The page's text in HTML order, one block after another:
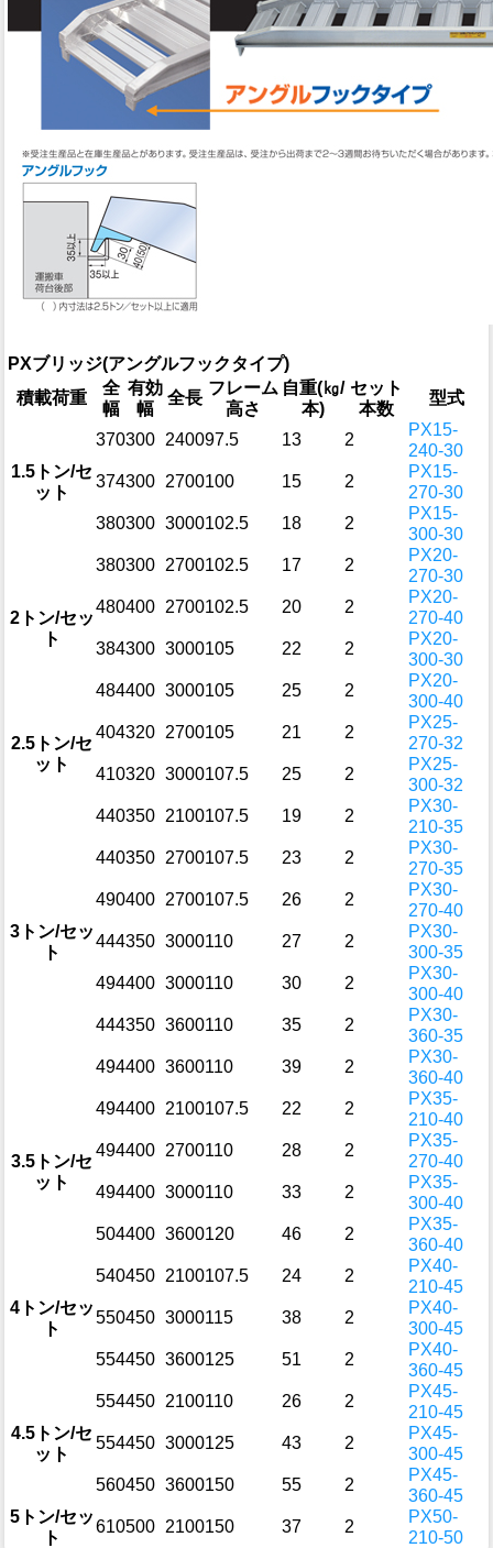
PXブリッジ(アングルフックタイプ)
積載荷重
全
幅
有効
幅
全長
フレーム
高さ
自重(㎏/
本)
セット
本数
型式
1.5トン/セ
ット
370300 240097.5 13 2
PX15-
240-30
374300 2700100 15 2
PX15-
270-30
380300 3000102.5 18 2
PX15-
300-30
2トン/セッ
ト
380300 2700102.5 17 2
PX20-
270-30
480400 2700102.5 20 2
PX20-
270-40
384300 3000105 22 2
PX20-
300-30
484400 3000105 25 2
PX20-
300-40
2.5トン/セ
ット
404320 2700105 21 2
PX25-
270-32
410320 3000107.5 25 2
PX25-
300-32
3トン/セッ
ト
440350 2100107.5 19 2
PX30-
210-35
440350 2700107.5 23 2
PX30-
270-35
490400 2700107.5 26 2
PX30-
270-40
444350 3000110 27 2
PX30-
300-35
494400 3000110 30 2
PX30-
300-40
444350 3600110 35 2
PX30-
360-35
494400 3600110 39 2
PX30-
360-40
3.5トン/セ
ット
494400 2100107.5 22 2
PX35-
210-40
494400 2700110 28 2
PX35-
270-40
494400 3000110 33 2
PX35-
300-40
504400 3600120 46 2
PX35-
360-40
4トン/セッ
ト
540450 2100107.5 24 2
PX40-
210-45
550450 3000115 38 2
PX40-
300-45
554450 3600125 51 2
PX40-
360-45
4.5トン/セ
ット
554450 2100110 26 2
PX45-
210-45
554450 3000125 43 2
PX45-
300-45
560450 3600150 55 2
PX45-
360-45
5トン/セッ
ト
610500 2100150 37 2
PX50-
210-50